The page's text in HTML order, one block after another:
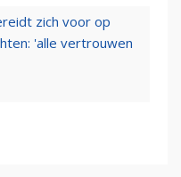
zich voor op
'alle vertrouwen